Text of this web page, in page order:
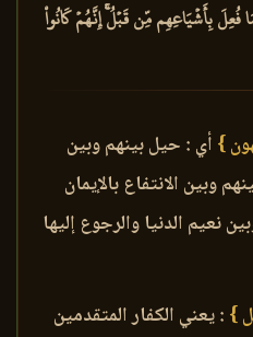
بِأَشۡيَاعِهِم مِّن قَبۡلُۚ إِنَّهُمۡ كَانُواْ
} أي : حيل بينهم وبين
وبين الانتفاع بالإيمان
نعيم الدنيا والرجوع إليها
} : يعني الكفار المتقدمين